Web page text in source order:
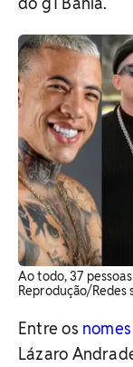
Ao todo, 37
Reprodução/Redes
Entre os
Lázaro